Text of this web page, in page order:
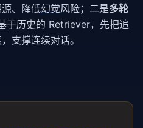
、降低幻觉风险；二是多轮
于历史的 Retriever，先把追
支撑连续对话。